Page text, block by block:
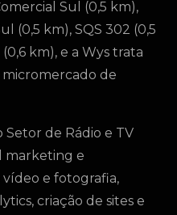
Sul (0,5 km),
(0,5 km), SQS 302 (0,5
km), e a Wys trata
micromercado de
Setor de Rádio e TV
marketing e
e fotografia,
criação de sites e